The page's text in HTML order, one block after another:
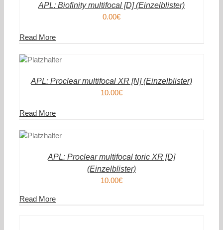
APL: Biofinity multifocal [D] (Einzelblister)
0.00€
Read More
APL: Proclear multifocal XR [N] (Einzelblister)
10.00€
Read More
APL: Proclear multifocal toric XR [D]
(Einzelblister)
10.00€
Read More
IN